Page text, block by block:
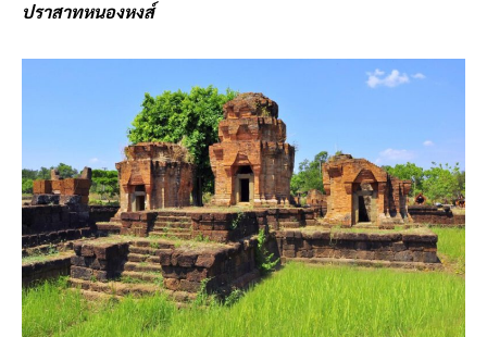
ปราสาทหนองหงส์